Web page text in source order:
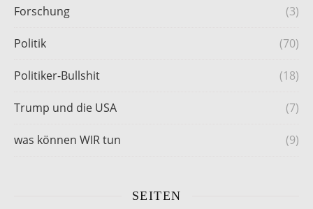
Forschung (3)
Politik (70)
Politiker-Bullshit (18)
Trump und die USA (7)
was können WIR tun (9)
SEITEN